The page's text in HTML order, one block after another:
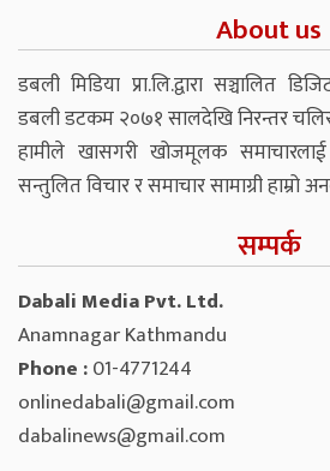
About us
डबली मिडिया प्रा.लि.द्वारा सञ्चालित
डबली डटकम २०७१ सालदेखि निरन्तर
हामीले खासगरी खोजमूलक
सन्तुलित विचार र समाचार सामाग्री हाम्रो
सम्पर्क
Dabali Media Pvt. Ltd.
Anamnagar Kathmandu
Phone :01-4771244
onlinedabali@gmail.com
dabalinews@gmail.com